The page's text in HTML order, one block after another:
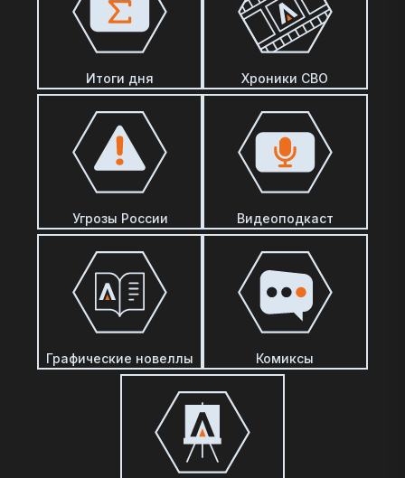
Итоги дня Хроники СВО
Угрозы России Видеоподкаст
Графические новеллы Комиксы